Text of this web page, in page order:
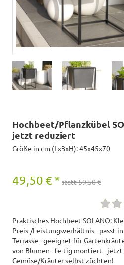
Hochbeet/Pflanzkübel
jetzt reduziert
Größe in cm (LxBxH): 45x45x70
49,50 € * statt 59,50 €
Praktisches Hochbeet SOLANO:
Preis-/Leistungsverhältnis - passt
Terrasse - geeignet für
von Blumen - fertig montiert - jetzt
Gemüse/Kräuter selbst züchten!